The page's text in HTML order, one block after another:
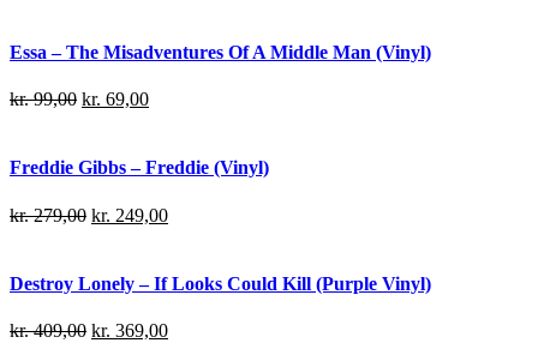
Essa – The Misadventures Of A Middle Man (Vinyl)
kr.99,00 kr. 69,00
Freddie Gibbs – Freddie (Vinyl)
kr.279,00 kr. 249,00
Destroy Lonely – If Looks Could Kill (Purple Vinyl)
kr.409,00 kr. 369,00